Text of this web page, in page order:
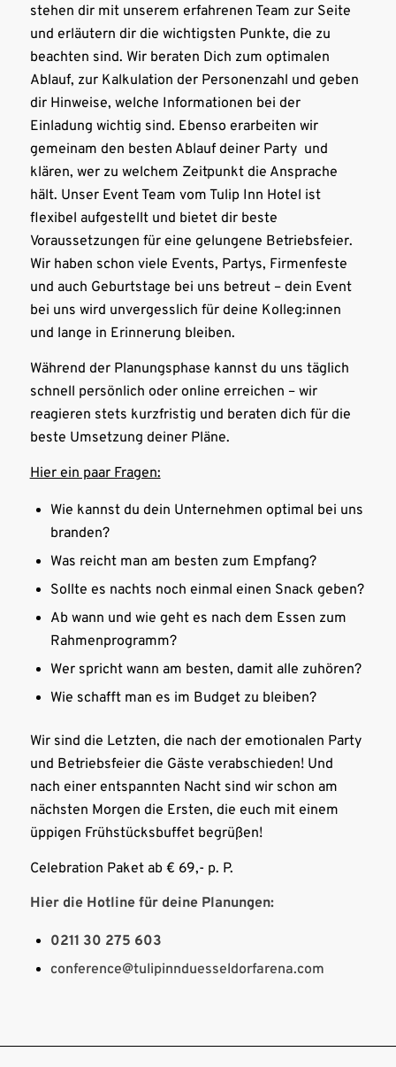
stehen dir mit unserem erfahrenen Team zur Seite
und erläutern dir die wichtigsten Punkte, die zu
beachten sind. Wir beraten Dich zum optimalen
Ablauf, zur Kalkulation der Personenzahl und geben
dir Hinweise, welche Informationen bei der
Einladung wichtig sind. Ebenso erarbeiten wir
gemeinam den besten Ablauf deiner Party und
klären, wer zu welchem Zeitpunkt die Ansprache
hält. Unser Event Team vom Tulip Inn Hotel ist
flexibel aufgestellt und bietet dir beste
Voraussetzungen für eine gelungene Betriebsfeier.
Wir haben schon viele Events, Partys, Firmenfeste
und auch Geburtstage bei uns betreut – dein Event
bei uns wird unvergesslich für deine Kolleg:innen
und lange in Erinnerung bleiben.
Während der Planungsphase kannst du uns täglich
schnell persönlich oder online erreichen – wir
reagieren stets kurzfristig und beraten dich für die
beste Umsetzung deiner Pläne.
Hier ein paar Fragen:
Wie kannst du dein Unternehmen optimal bei uns
branden?
Was reicht man am besten zum Empfang?
Sollte es nachts noch einmal einen Snack geben?
Ab wann und wie geht es nach dem Essen zum
Rahmenprogramm?
Wer spricht wann am besten, damit alle zuhören?
Wie schafft man es im Budget zu bleiben?
Wir sind die Letzten, die nach der emotionalen Party
und Betriebsfeier die Gäste verabschieden! Und
nach einer entspannten Nacht sind wir schon am
nächsten Morgen die Ersten, die euch mit einem
üppigen Frühstücksbuffet begrüßen!
Celebration Paket ab € 69,- p. P.
Hier die Hotline für deine Planungen:
0211 30 275 603
conference@tulipinnduesseldorfarena.com